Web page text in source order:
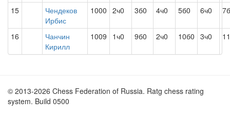
15
Чендеков
Ирбис
1000 2ч0 3б0 4ч0 5б0 6ч0
16
Чанчин
Кирилл
1009 1ч0 9б0 2ч0 10б0 3ч0
© 2013-2026 Chess Federation of Russia. Ratg chess rating
system. Build 0500